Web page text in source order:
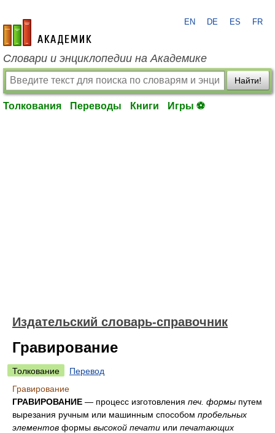
academic.ru
EN DE ES FR
Словари и энциклопедии на Академике
Найти!
Толкования Переводы Книги Игры ⚽
Издательский словарь-справочник
Гравирование
Толкование
Перевод
Гравирование
ГРАВИРОВАНИЕ — процесс изготовления печ. формы путем
вырезания ручным или машинным способом пробельных
элементов формы высокой печати или печатающих